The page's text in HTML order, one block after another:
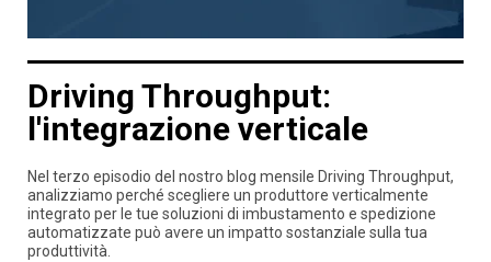
Driving Throughput:
l'integrazione verticale
Nel terzo episodio del nostro blog mensile Driving Throughput,
analizziamo perché scegliere un produttore verticalmente
integrato per le tue soluzioni di imbustamento e spedizione
automatizzate può avere un impatto sostanziale sulla tua
produttività.